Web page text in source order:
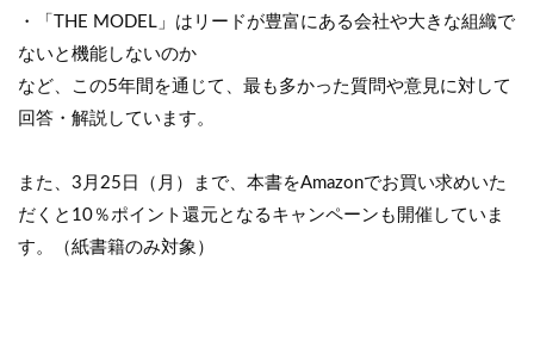
・「THE MODEL」はリードが豊富にある会社や大きな組織で
ないと機能しないのか
など、この5年間を通じて、最も多かった質問や意見に対して
回答・解説しています。
また、3月25日（月）まで、本書をAmazonでお買い求めいた
だくと10％ポイント還元となるキャンペーンも開催していま
す。（紙書籍のみ対象）